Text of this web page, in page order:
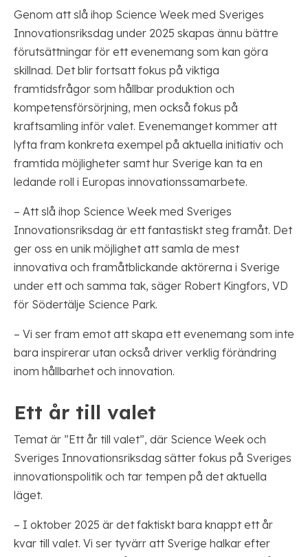
Genom att slå ihop Science Week med Sveriges
Innovationsriksdag under 2025 skapas ännu bättre
förutsättningar för ett evenemang som kan göra
skillnad. Det blir fortsatt fokus på viktiga
framtidsfrågor som hållbar produktion och
kompetensförsörjning, men också fokus på
kraftsamling inför valet. Evenemanget kommer att
lyfta fram konkreta exempel på aktuella initiativ och
framtida möjligheter samt hur Sverige kan ta en
ledande roll i Europas innovationssamarbete.
– Att slå ihop Science Week med Sveriges
Innovationsriksdag är ett fantastiskt steg framåt. Det
ger oss en unik möjlighet att samla de mest
innovativa och framåtblickande aktörerna i Sverige
under ett och samma tak, säger Robert Kingfors, VD
för Södertälje Science Park.
– Vi ser fram emot att skapa ett evenemang som inte
bara inspirerar utan också driver verklig förändring
inom hållbarhet och innovation.
Ett år till valet
Temat är ”Ett år till valet”, där Science Week och
Sveriges Innovationsriksdag sätter fokus på Sveriges
innovationspolitik och tar tempen på det aktuella
läget.
– I oktober 2025 är det faktiskt bara knappt ett år
kvar till valet. Vi ser tyvärr att Sverige halkar efter